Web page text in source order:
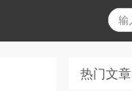
热门文章